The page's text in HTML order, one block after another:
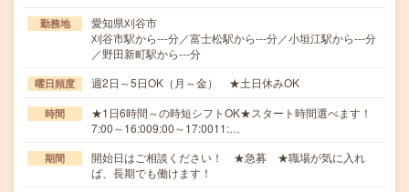
勤務地
愛知県刈谷市
刈谷市駅から---分／富士松駅から---分／小垣江駅から---分
／野田新町駅から---分
曜日頻度 週2日～5日OK（月～金） ★土日休みOK
時間
★1日6時間～の時短シフトOK★スタート時間選べます！
7:00～16:009:00～17:0011:…
期間
開始日はご相談ください！ ★急募 ★職場が気に入れ
ば、長期でも働けます！